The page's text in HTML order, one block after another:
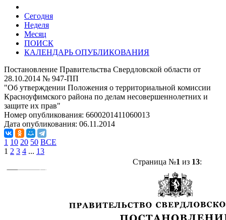
Сегодня
Неделя
Месяц
ПОИСК
КАЛЕНДАРЬ ОПУБЛИКОВАНИЯ
Постановление Правительства Свердловской области от
28.10.2014 № 947-ПП
"Об утверждении Положения о территориальной комиссии
Красноуфимского района по делам несовершеннолетних и
защите их прав"
Номер опубликования: 6600201411060013
Дата опубликования: 06.11.2014
1 10 20 50 ВСЕ
1 2 3 4 ... 13
Страница №1 из 13: